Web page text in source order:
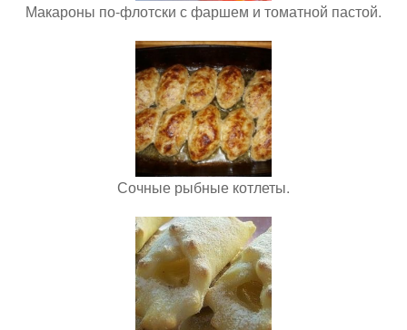
Макароны по-флотски с фаршем и томатной пастой.
Сочные рыбные котлеты.